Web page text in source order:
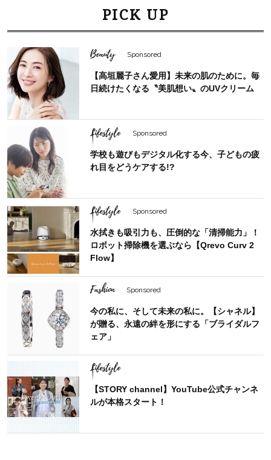
PICK UP
Beauty Sponsored
【高垣麗子さん愛用】未来の肌のために。毎
日続けたくなる〝美肌想い〟のUVクリーム
Lifestyle Sponsored
学校も遊びもデジタル化する今、子どもの疲
れ目をどうケアする!?
Lifestyle Sponsored
水拭きも吸引力も、圧倒的な「清掃能力」！
ロボット掃除機を選ぶなら【Qrevo Curv 2
Flow】
Fashion Sponsored
今の私に、そして未来の私に。【シャネル】
が贈る、永遠の絆を形にする「ブライダルフ
ェア」
Lifestyle
【STORY channel】YouTube公式チャンネ
ルが本格スタート！